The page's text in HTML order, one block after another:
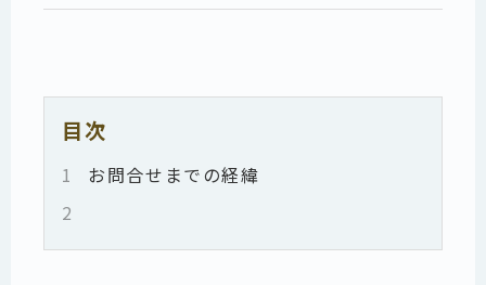
目次
1
お問合せまでの経緯
2